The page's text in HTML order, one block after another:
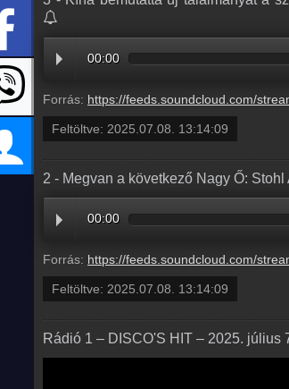
00:00
Forrás: https://feeds.soundcloud.com/stream/2126492268-radio1hungary-3-kina-bemutatta-uj-talalmanyat-a-szunyogdront-ami-titokban-filmez-es-
Feltöltve: 2025.07.08. 13:14:09
2 - Megvan a következő Nagy Ő:
00:00
Forrás: https://feeds.soundcloud.com/stream/2126492262-radio1hungary-2-megvan-a-kovetkezo-nagy-o-stohl-andras-
Feltöltve: 2025.07.08. 13:14:09
Rádió 1 – DISCO'S HIT – 2025. július